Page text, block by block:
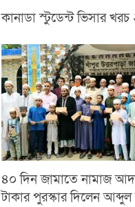
কানাডা স্টুডেন্ট ভিসার
৪০ দিন জামাতে নামাজ
টাকার পুরস্কার দিলেন